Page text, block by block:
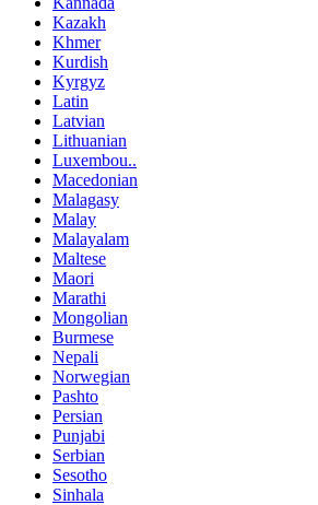
Kazakh
Khmer
Kurdish
Kyrgyz
Latin
Latvian
Lithuanian
Luxembou..
Macedonian
Malagasy
Malay
Malayalam
Maltese
Maori
Marathi
Mongolian
Burmese
Nepali
Norwegian
Pashto
Persian
Punjabi
Serbian
Sesotho
Sinhala